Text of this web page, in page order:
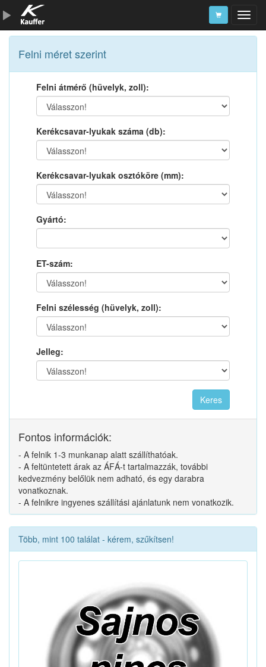
Szerszámkatalógus
Kosár
Alkatrészek
Felni méret szerint
Felni átmérő (hüvelyk, zoll):
Kerékcsavar-lyukak száma (db):
Kerékcsavar-lyukak osztóköre (mm):
Gyártó:
ET-szám:
Felni szélesség (hüvelyk, zoll):
Jelleg:
Fontos információk:
- A felnik 1-3 munkanap alatt szállíthatóak.
- A feltüntetett árak az ÁFÁ-t tartalmazzák, további
kedvezmény belőlük nem adható, és egy darabra
vonatkoznak.
- A felnikre ingyenes szállítási ajánlatunk nem vonatkozik.
Több, mint 100 találat - kérem, szűkítsen!